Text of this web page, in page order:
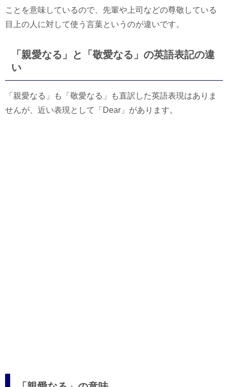
ことを意味しているので、先輩や上司などの尊敬している
目上の人に対して使う言葉というのが違いです。
「親愛なる」と「敬愛なる」の英語表記の違
い
「親愛なる」も「敬愛なる」も直訳した英語表現はありま
せんが、近い表現として「Dear」があります。